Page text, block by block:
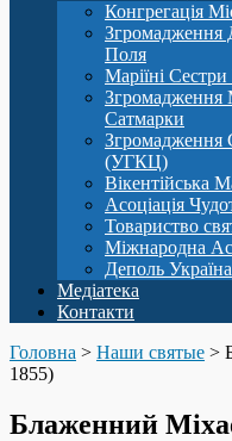
Конгрегація
Згромадження
Поля
Маріїні
Згромадження
Сатмарки
Згромадження
(УГКЦ)
Вікентійська
Асоціація
Товариство
Міжнародна
Деполь Україна
Медіатека
Контакти
Головна > Наши святые >
1855)
Блаженний